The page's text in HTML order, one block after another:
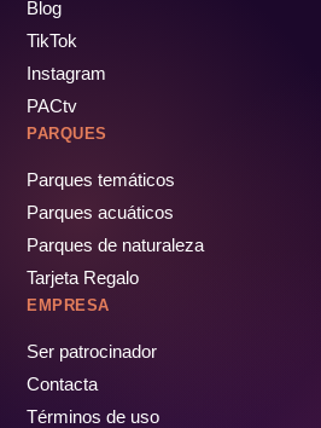
Blog
TikTok
Instagram
PACtv
PARQUES
Parques temáticos
Parques acuáticos
Parques de naturaleza
Tarjeta Regalo
EMPRESA
Ser patrocinador
Contacta
Términos de uso